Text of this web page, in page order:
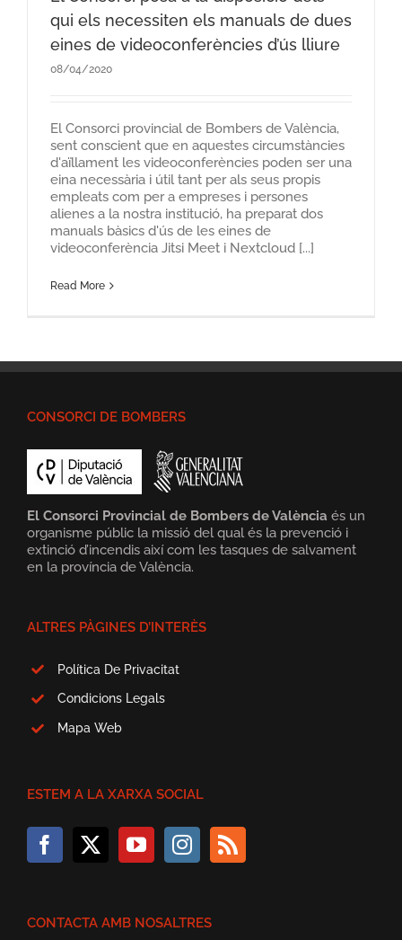
qui els necessiten els manuals de dues
eines de videoconferències d’ús lliure
08/04/2020
El Consorci provincial de Bombers de València,
sent conscient que en aquestes circumstàncies
d'aïllament les videoconferències poden ser una
eina necessària i útil tant per als seus propis
empleats com per a empreses i persones
alienes a la nostra institució, ha preparat dos
manuals bàsics d'ús de les eines de
videoconferència Jitsi Meet i Nextcloud [...]
Read More
CONSORCI DE BOMBERS
El Consorci Provincial de Bombers de València és un
organisme públic la missió del qual és la prevenció i
extinció d’incendis així com les tasques de salvament
en la província de València.
ALTRES PÀGINES D’INTERÈS
Política De Privacitat
Condicions Legals
Mapa Web
ESTEM A LA XARXA SOCIAL
CONTACTA AMB NOSALTRES